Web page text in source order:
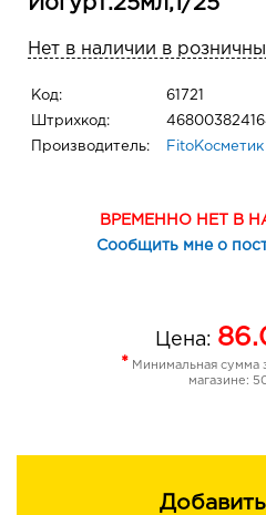
Нет в наличии в
Код: 61721
Штрихкод:
Производитель: FitoКосметик
ВРЕМЕННО НЕТ В
Сообщить мне о
Цена:
* Минимальная сумма
магазине: